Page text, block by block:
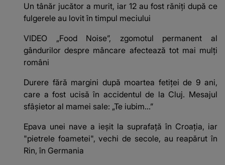
Un tânăr jucător a murit, iar 12 au fost răniți după ce
fulgerele au lovit în timpul meciului
VIDEO „Food Noise”, zgomotul permanent al
gândurilor despre mâncare afectează tot mai mulți
români
Durere fără margini după moartea fetiței de 9 ani,
care a fost ucisă în accidentul de la Cluj. Mesajul
sfâșietor al mamei sale: „Te iubim…”
Epava unei nave a ieșit la suprafață în Croația, iar
"pietrele foametei", vechi de secole, au reapărut în
Rin, în Germania